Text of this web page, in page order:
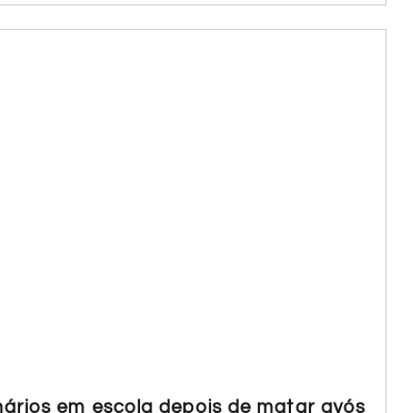
em escola depois de matar avós